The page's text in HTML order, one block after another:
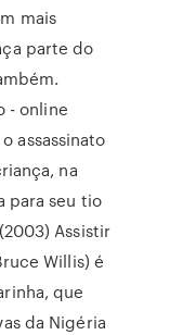
mais
parte do
- online
assassinato
na
para seu tio
Assistir
Willis) é
que
da Nigéria